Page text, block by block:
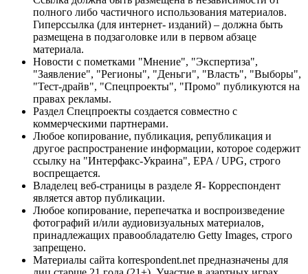
полного либо частичного использования материалов.
Гиперссылка (для интернет- изданий) – должна быть
размещена в подзаголовке или в первом абзаце
материала.
Новости с пометками "Мнение", "Экспертиза",
"Заявление", "Регионы", "Деньги", "Власть", "Выборы",
"Тест-драйв", "Спецпроекты", "Промо" публикуются на
правах рекламы.
Раздел Спецпроекты создается совместно с
коммерческими партнерами.
Любое копирование, публикация, републикация и
другое распространение информации, которое содержит
ссылку на "Интерфакс-Украина", EPA / UPG, строго
воспрещается.
Владелец веб-страницы в разделе Я- Корреспондент
является автор публикации.
Любое копирование, перепечатка и воспроизведение
фотографий и/или аудиовизуальных материалов,
принадлежащих правообладателю Getty Images, строго
запрещено.
Материалы сайта korrespondent.net предназначены для